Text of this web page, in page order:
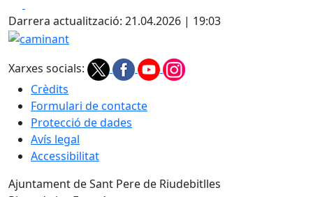
Darrera actualització: 21.04.2026 | 19:03
caminant
Xarxes socials:
Crèdits
Formulari de contacte
Protecció de dades
Avís legal
Accessibilitat
Ajuntament de Sant Pere de Riudebitlles